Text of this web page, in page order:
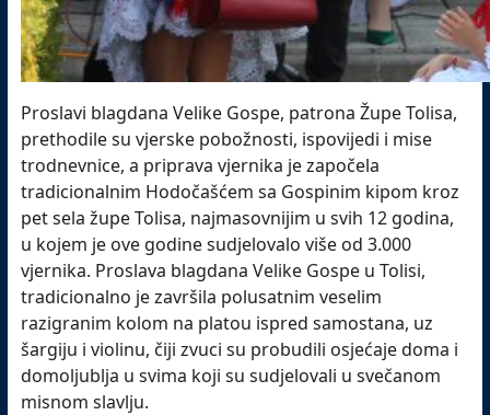
Proslavi blagdana Velike Gospe, patrona Župe Tolisa,
prethodile su vjerske pobožnosti, ispovijedi i mise
trodnevnice, a priprava vjernika je započela
tradicionalnim Hodočašćem sa Gospinim kipom kroz
pet sela župe Tolisa, najmasovnijim u svih 12 godina,
u kojem je ove godine sudjelovalo više od 3.000
vjernika. Proslava blagdana Velike Gospe u Tolisi,
tradicionalno je završila polusatnim veselim
razigranim kolom na platou ispred samostana, uz
šargiju i violinu, čiji zvuci su probudili osjećaje doma i
domoljublja u svima koji su sudjelovali u svečanom
misnom slavlju.